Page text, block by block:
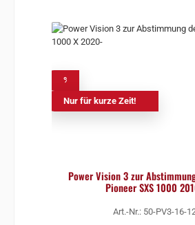
Nur für kurze Zeit!
Power Vision 3 zur
Pioneer SXS 1000
Art.-Nr.: 50-PV3-16-